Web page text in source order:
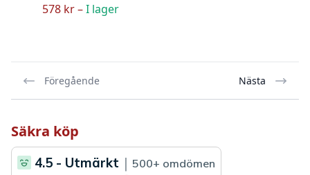
578 kr –I lager
Föregående Nästa
Säkra köp